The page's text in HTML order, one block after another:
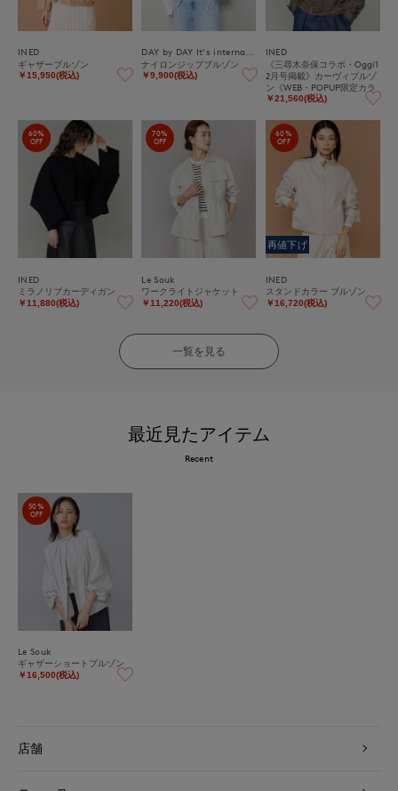
INED
ギャザーブルゾン
￥15,950(税込)
ナイロンジップブルゾン
￥9,900(税込)
INED
《三尋木奈保コラボ・Oggi1
2月号掲載》カーヴィブルゾ
ン《WEB・POPUP限定カラ
ー》
￥21,560(税込)
60%
OFF
INED
ミラノリブカーディガン
￥11,880(税込)
70%
OFF
Le Souk
ワークライトジャケット
￥11,220(税込)
60%
OFF
再値下げ
INED
スタンドカラー ブルゾン
￥16,720(税込)
一覧を見る
最近見たアイテム
Recent
50%
OFF
Le Souk
ギャザーショートブルゾン
￥16,500(税込)
店舗